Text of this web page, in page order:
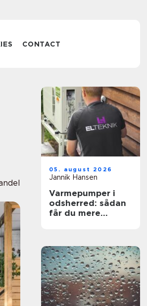
CONTACT
05. august 2026
Jannik Hansen
Varmepumper i
odsherred: sådan
får du mere